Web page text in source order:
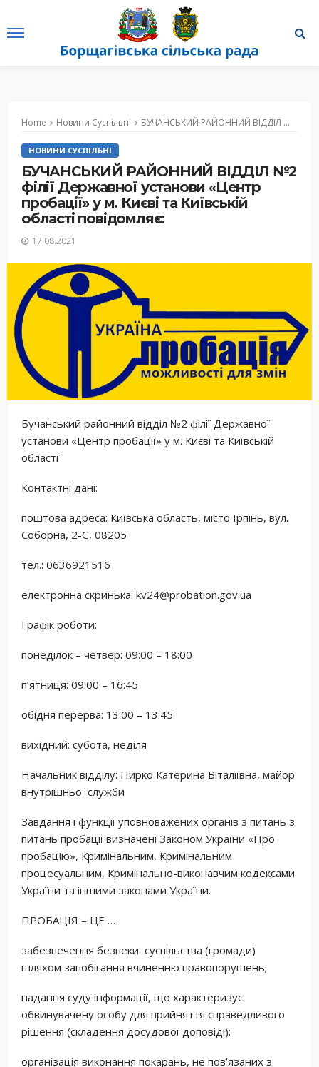
Home Новини Суспільні БУЧАНСЬКИЙ РАЙОННИЙ ВІДДІЛ №2 філії Державної установи «Центр пробації» у м. Києві та Київській області повідомляє:
НОВИНИ СУСПІЛЬНІ
БУЧАНСЬКИЙ РАЙОННИЙ ВІДДІЛ №2
філії Державної установи «Центр
пробації» у м. Києві та Київській
області повідомляє:
17.08.2021
Бучанський районний відділ №2 філії Державної
установи «Центр пробації» у м. Києві та Київській
області
Контактні дані:
поштова адреса: Київська область, місто Ірпінь, вул.
Соборна, 2-Є, 08205
тел.: 0636921516
електронна скринька: kv24@probation.gov.ua
Графік роботи:
понеділок – четвер: 09:00 – 18:00
п’ятниця: 09:00 – 16:45
обідня перерва: 13:00 – 13:45
вихідний: субота, неділя
Начальник відділу: Пирко Катерина Віталіївна, майор
внутрішньої служби
Завдання і функції уповноважених органів з питань з
питань пробації визначені Законом України «Про
пробацію», Кримінальним, Кримінальним
процесуальним, Кримінально-виконавчим кодексами
України та іншими законами України.
ПРОБАЦІЯ – ЦЕ …
забезпечення безпеки суспільства (громади)
шляхом запобігання вчиненню правопорушень;
надання суду інформації, що характеризує
обвинувачену особу для прийняття справедливого
рішення (складення досудової доповіді);
організація виконання покарань, не пов’язаних з